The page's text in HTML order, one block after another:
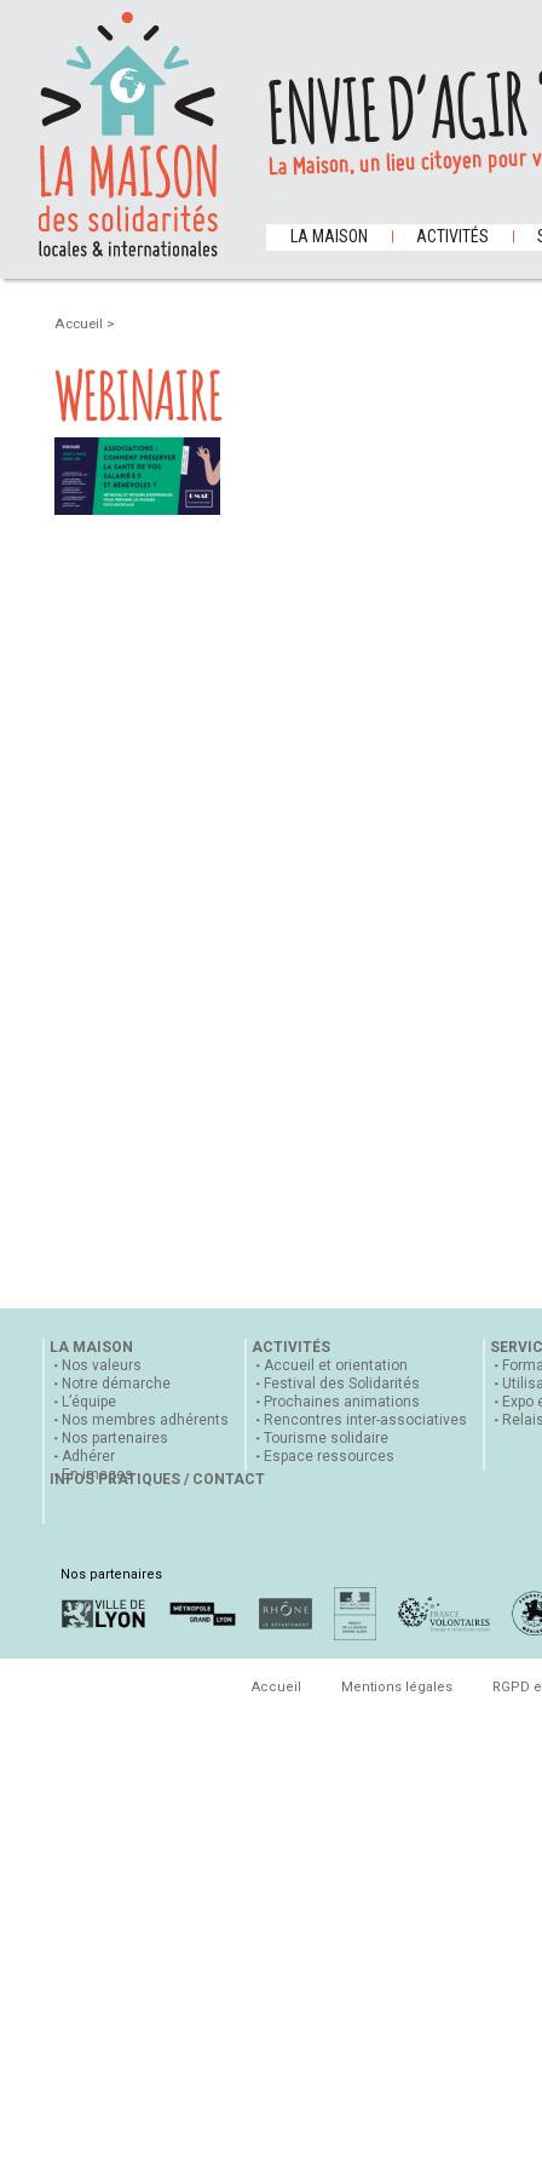
ENVIE
La Maison, un lieu citoyen
LA MAISON ACTIVITÉS
Accueil >
WEBINAIRE
LA MAISON
Nos valeurs
Notre démarche
L’équipe
Nos membres adhérents
Nos partenaires
Adhérer
En images
ACTIVITÉS
Accueil et orientation
Festival des Solidarités
Prochaines animations
Rencontres inter-associatives
Tourisme solidaire
Espace ressources
Expo
INFOS PRATIQUES / CONTACT
Nos partenaires
Accueil Mentions légales RGPD